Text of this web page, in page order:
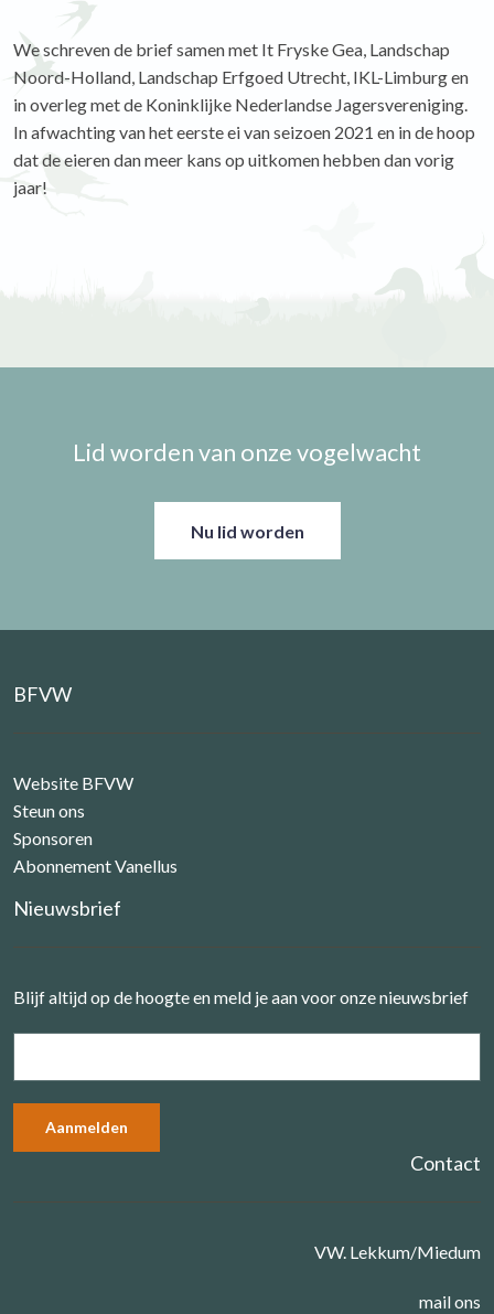
We schreven de brief samen met It Fryske Gea, Landschap
Noord-Holland, Landschap Erfgoed Utrecht, IKL-Limburg en
in overleg met de Koninklijke Nederlandse Jagersvereniging.
In afwachting van het eerste ei van seizoen 2021 en in de hoop
dat de eieren dan meer kans op uitkomen hebben dan vorig
jaar!
Lid worden van onze vogelwacht
Nu lid worden
BFVW
Website BFVW
Steun ons
Sponsoren
Abonnement Vanellus
Nieuwsbrief
Blijf altijd op de hoogte en meld je aan voor onze nieuwsbrief
Contact
VW. Lekkum/Miedum
mail ons